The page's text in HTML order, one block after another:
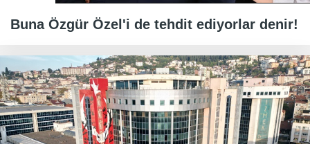
Buna Özgür Özel'i de tehdit ediyorlar denir!